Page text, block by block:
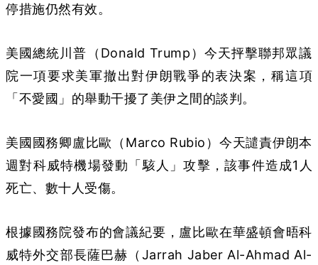
停措施仍然有效。
美國總統川普（Donald Trump）今天抨擊聯邦眾議
院一項要求美軍撤出對伊朗戰爭的表決案，稱這項
「不愛國」的舉動干擾了美伊之間的談判。
美國國務卿盧比歐（Marco Rubio）今天譴責伊朗本
週對科威特機場發動「駭人」攻擊，該事件造成1人
死亡、數十人受傷。
根據國務院發布的會議紀要，盧比歐在華盛頓會晤科
威特外交部長薩巴赫（Jarrah Jaber Al-Ahmad Al-